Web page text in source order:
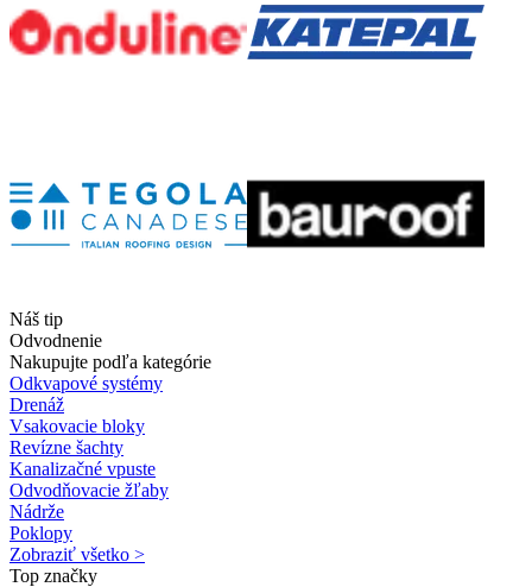
Náš tip
Odvodnenie
Nakupujte podľa kategórie
Odkvapové systémy
Drenáž
Vsakovacie bloky
Revízne šachty
Kanalizačné vpuste
Odvodňovacie žľaby
Nádrže
Poklopy
Zobraziť všetko >
Top značky